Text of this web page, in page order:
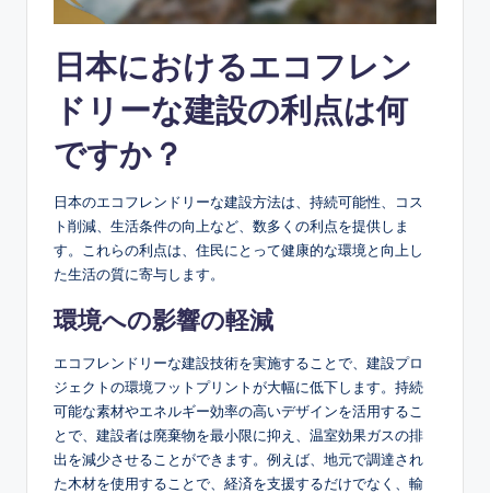
日本におけるエコフレン
ドリーな建設の利点は何
ですか？
日本のエコフレンドリーな建設方法は、持続可能性、コス
ト削減、生活条件の向上など、数多くの利点を提供しま
す。これらの利点は、住民にとって健康的な環境と向上し
た生活の質に寄与します。
環境への影響の軽減
エコフレンドリーな建設技術を実施することで、建設プロ
ジェクトの環境フットプリントが大幅に低下します。持続
可能な素材やエネルギー効率の高いデザインを活用するこ
とで、建設者は廃棄物を最小限に抑え、温室効果ガスの排
出を減少させることができます。例えば、地元で調達され
た木材を使用することで、経済を支援するだけでなく、輸